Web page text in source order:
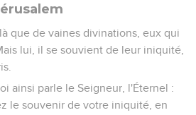
que de vaines divinations, eux qui
lui, il se souvient de leur iniquité,
ainsi parle le Seigneur, l'Éternel :
le souvenir de votre iniquité, en